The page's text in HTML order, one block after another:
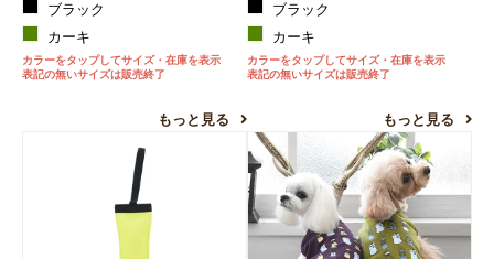
ブラック
カーキ
カラーをタップしてサイズ・在庫を表示
表記の無いサイズは販売終了
もっと見る
ブラック
カーキ
カラーをタップしてサイズ・在庫を表示
表記の無いサイズは販売終了
もっと見る